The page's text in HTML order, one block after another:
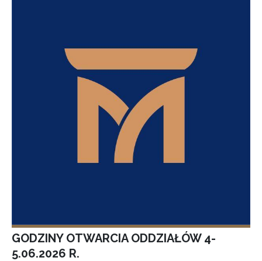
GODZINY OTWARCIA ODDZIAŁÓW 4-
5.06.2026 R.